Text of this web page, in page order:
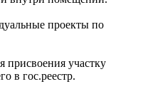
проекты по
присвоения участку
в гос.реестр.